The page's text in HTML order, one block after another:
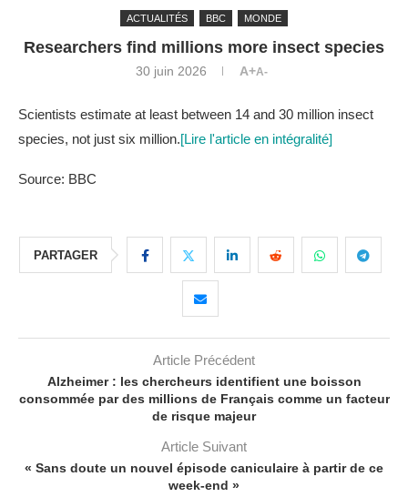
ACTUALITÉS BBC MONDE
Researchers find millions more insect species
30 juin 2026 A+A-
Scientists estimate at least between 14 and 30 million insect
species, not just six million.[Lire l'article en intégralité]
Source: BBC
PARTAGER
Article Précédent
Alzheimer : les chercheurs identifient une boisson
consommée par des millions de Français comme un facteur
de risque majeur
Article Suivant
« Sans doute un nouvel épisode caniculaire à partir de ce
week-end »